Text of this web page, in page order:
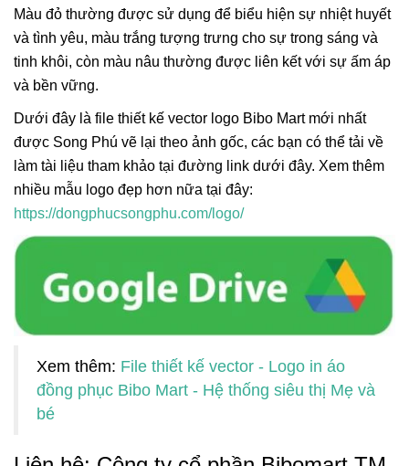
Màu đỏ thường được sử dụng để biểu hiện sự nhiệt huyết
và tình yêu, màu trắng tượng trưng cho sự trong sáng và
tinh khôi, còn màu nâu thường được liên kết với sự ấm áp
và bền vững.
Dưới đây là file thiết kế vector logo Bibo Mart mới nhất
được Song Phú vẽ lại theo ảnh gốc, các bạn có thể tải về
làm tài liệu tham khảo tại đường link dưới đây. Xem thêm
nhiều mẫu logo đẹp hơn nữa tại đây:
https://dongphucsongphu.com/logo/
Xem thêm: File thiết kế vector - Logo in áo
đồng phục Bibo Mart - Hệ thống siêu thị Mẹ và
bé